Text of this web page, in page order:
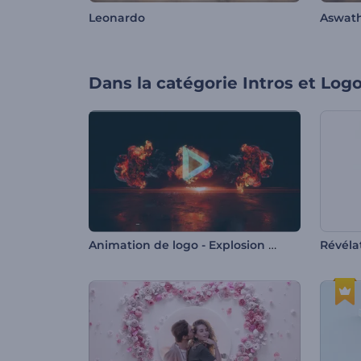
Leonardo
Dans la catégorie Intros et
Animation de logo - Explosion épique